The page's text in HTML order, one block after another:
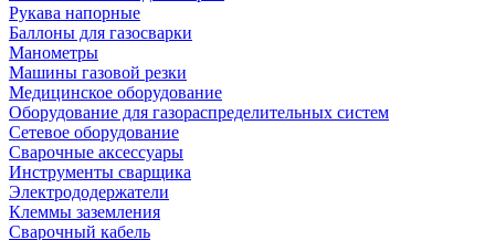
Рукава напорные
Баллоны для газосварки
Манометры
Машины газовой резки
Медицинское оборудование
Оборудование для газораспределительных систем
Сетевое оборудование
Сварочные аксессуары
Инструменты сварщика
Электрододержатели
Клеммы заземления
Сварочный кабель